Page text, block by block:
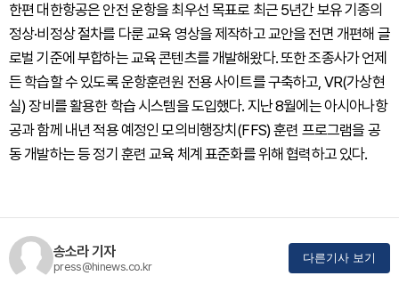
한편 대한항공은 안전 운항을 최우선 목표로 최근 5년간 보유 기종의
정상·비정상 절차를 다룬 교육 영상을 제작하고 교안을 전면 개편해 글
로벌 기준에 부합하는 교육 콘텐츠를 개발해왔다. 또한 조종사가 언제
든 학습할 수 있도록 운항훈련원 전용 사이트를 구축하고, VR(가상현
실) 장비를 활용한 학습 시스템을 도입했다. 지난 8월에는 아시아나항
공과 함께 내년 적용 예정인 모의비행장치(FFS) 훈련 프로그램을 공
동 개발하는 등 정기 훈련 교육 체계 표준화를 위해 협력하고 있다.
송소라 기자
press@hinews.co.kr
다른기사 보기